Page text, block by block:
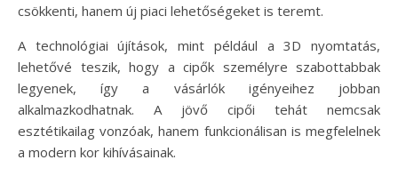
csökkenti, hanem új piaci lehetőségeket is teremt.
A technológiai újítások, mint például a 3D nyomtatás,
lehetővé teszik, hogy a cipők személyre szabottabbak
legyenek, így a vásárlók igényeihez jobban
alkalmazkodhatnak. A jövő cipői tehát nemcsak
esztétikailag vonzóak, hanem funkcionálisan is megfelelnek
a modern kor kihívásainak.